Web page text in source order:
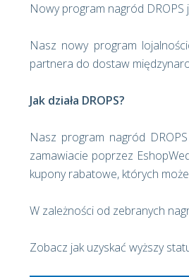
Nowy program nagród DROPS
Nasz nowy program
partnera do dostaw
Jak działa DROPS?
Nasz program nagród
zamawiacie poprzez
kupony rabatowe, których
W zależności od zebranych
Zobacz jak uzyskać wyższy